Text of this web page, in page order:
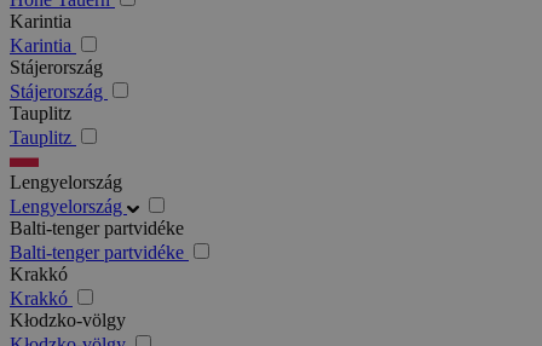
Karintia
Karintia
Stájerország
Stájerország
Tauplitz
Tauplitz
Lengyelország
Lengyelország
Balti-tenger partvidéke
Balti-tenger partvidéke
Krakkó
Krakkó
Kłodzko-völgy